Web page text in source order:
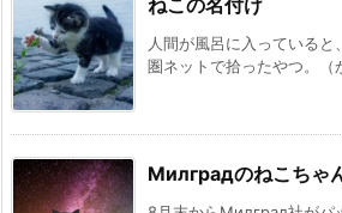
人間が風呂に入っている
圏ネットで拾ったやつ。（
Милградのねこちゃ